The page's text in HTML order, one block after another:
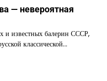
— невероятная
и известных балерин СССР,
классической…